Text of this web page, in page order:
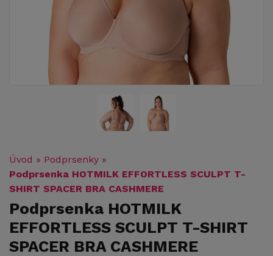
Úvod » Podprsenky »
Podprsenka HOTMILK EFFORTLESS SCULPT T-
SHIRT SPACER BRA CASHMERE
Podprsenka HOTMILK
EFFORTLESS SCULPT T-SHIRT
SPACER BRA CASHMERE